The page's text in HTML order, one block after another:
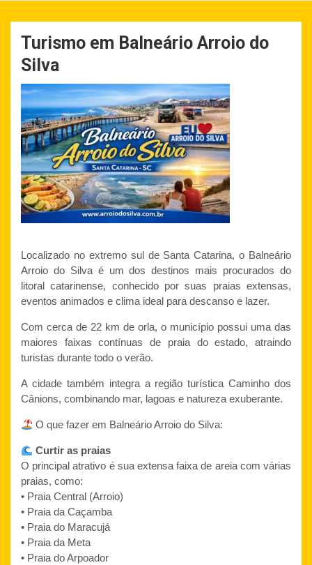
Turismo em Balneário Arroio do
Silva
Localizado no extremo sul de Santa Catarina, o Balneário
Arroio do Silva é um dos destinos mais procurados do
litoral catarinense, conhecido por suas praias extensas,
eventos animados e clima ideal para descanso e lazer.
Com cerca de 22 km de orla, o município possui uma das
maiores faixas contínuas de praia do estado, atraindo
turistas durante todo o verão.
A cidade também integra a região turística Caminho dos
Cânions, combinando mar, lagoas e natureza exuberante.
O que fazer em Balneário Arroio do Silva:
Curtir as praias
O principal atrativo é sua extensa faixa de areia com várias
praias, como:
• Praia Central (Arroio)
• Praia da Caçamba
• Praia do Maracujá
• Praia da Meta
• Praia do Arpoador